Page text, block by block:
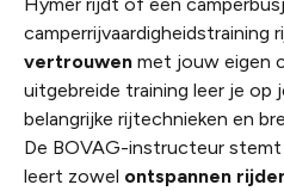
camperrijvaardigheidstraining
vertrouwen met jouw eigen
uitgebreide training leer je op
belangrijke rijtechnieken en
De BOVAG-instructeur
leert zowel ontspannen